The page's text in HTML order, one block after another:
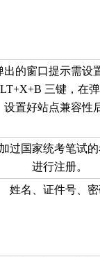
出的窗口提示需设
三键，在
置好站点兼容性
过国家统考笔试
进行注册。
姓名、证件号、